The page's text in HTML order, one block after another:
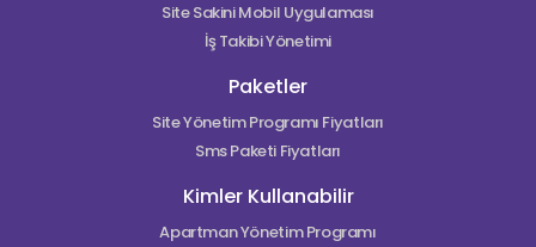
Site Sakini Mobil Uygulaması
İş Takibi Yönetimi
Paketler
Site Yönetim Programı Fiyatları
Sms Paketi Fiyatları
Kimler Kullanabilir
Apartman Yönetim Programı